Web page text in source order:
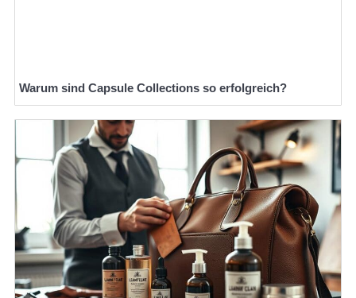
Warum sind Capsule Collections so erfolgreich?